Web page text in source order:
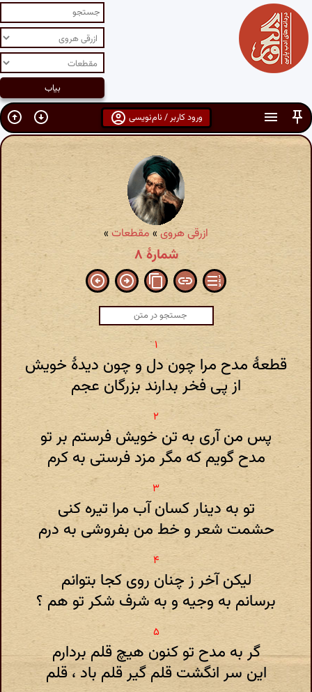
ورود کاربر / نام‌نویسی
ازرقی هروی» مقطعات»
شمارهٔ ۸
قطعۀ مدح مرا چون دل و چون دیدۀ خویش
از پی فخر بدارند بزرگان عجم
پس من آری به تن خویش فرستم بر تو
مدح گویم که مگر مزد فرستی به کرم
تو به دینار کسان آب مرا تیره کنی
حشمت شعر و خط من بفروشی به درم
لیکن آخر ز چنان روی کجا بتوانم
برسانم به وجیه و به شرف شکر تو هم ؟
گر به مدح تو کنون هیچ قلم بردارم
این سر انگشت قلم گیر قلم باد ، قلم